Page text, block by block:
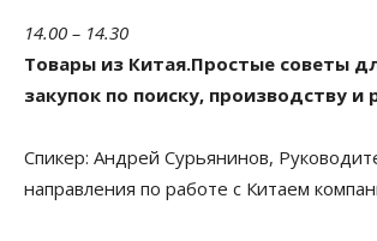
14.00 – 14.30
Товары из Китая.Простые советы
закупок по поиску, производству и
Спикер: Андрей Сурьянинов,
направления по работе с Китаем